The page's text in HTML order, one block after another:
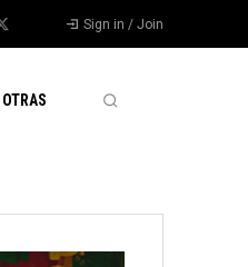
Sign in / Join
OTRAS